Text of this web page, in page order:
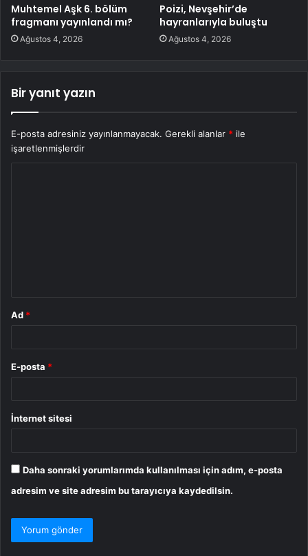
Muhtemel Aşk 6. bölüm
fragmanı yayınlandı mı?
Ağustos 4, 2026
Poizi, Nevşehir’de
hayranlarıyla buluştu
Ağustos 4, 2026
Bir yanıt yazın
E-posta adresiniz yayınlanmayacak. Gerekli alanlar * ile
işaretlenmişlerdir
Ad *
E-posta *
İnternet sitesi
Daha sonraki yorumlarımda kullanılması için adım, e-posta
adresim ve site adresim bu tarayıcıya kaydedilsin.